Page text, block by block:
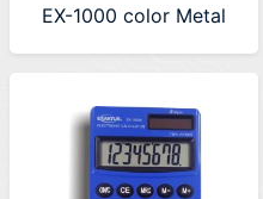
EX-1000 color Metal